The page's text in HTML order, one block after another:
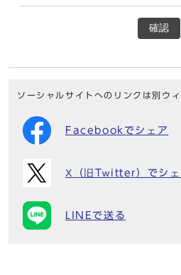
確認
ソーシャルサイトへのリンクは別ウ
Facebookでシェア
X（旧Twitter）でシェ
LINEで送る